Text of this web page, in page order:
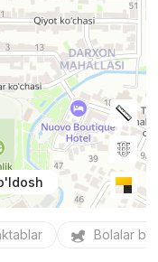
Bolalar